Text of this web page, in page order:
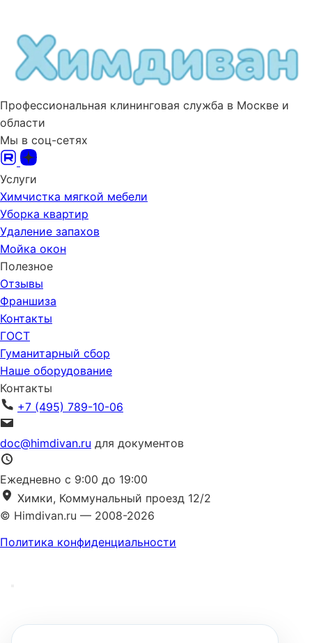
Профессиональная клининговая служба в Москве и
области
Мы в соц-сетях
Услуги
Химчистка мягкой мебели
Уборка квартир
Удаление запахов
Мойка окон
Полезное
Отзывы
Франшиза
Контакты
ГОСТ
Гуманитарный сбор
Наше оборудование
Контакты
+7 (495) 789-10-06
doc@himdivan.ru для документов
Ежедневно с 9:00 до 19:00
Химки, Коммунальный проезд 12/2
© Himdivan.ru — 2008-2026
Политика конфиденциальности